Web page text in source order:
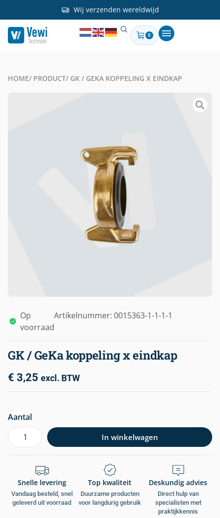
Wij verzenden wereldwijd
0
HOME/ PRODUCT/ GK / GEKA KOPPELING X EINDKAP
Op
voorraad
Artikelnummer: 0015363-1-1-1-1
GK / GeKa koppeling x eindkap
€ 3,25 excl. BTW
Aantal
In winkelwagen
Snelle levering
Vandaag besteld, snel
geleverd uit voorraad
Top kwaliteit
Duurzame producten
voor langdurig gebruik
Deskundig advies
Direct hulp van
specialisten met
praktijkkennis